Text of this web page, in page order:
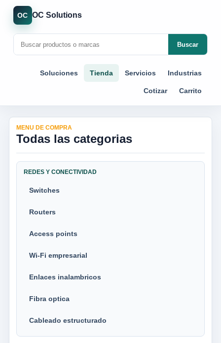
OC OC Solutions
Buscar
Soluciones Tienda Servicios Industrias
Cotizar Carrito
MENU DE COMPRA
Todas las categorias
REDES Y CONECTIVIDAD
Switches
Routers
Access points
Wi-Fi empresarial
Enlaces inalambricos
Fibra optica
Cableado estructurado